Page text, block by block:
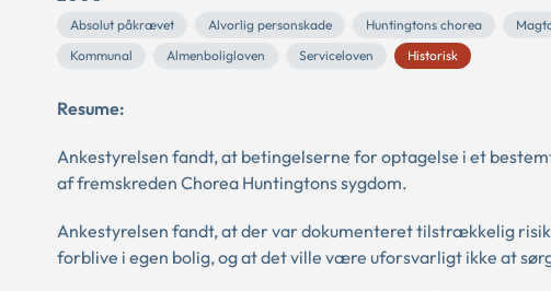
Absolut påkrævet Alvorlig personskade Huntingtons chorea
Kommunal
Almenboligloven Serviceloven Historisk
Resume:
Ankestyrelsen fandt, at betingelserne for optagelse i et
af fremskreden Chorea Huntingtons sygdom.
Ankestyrelsen fandt, at der var dokumenteret tilstrækkelig
forblive i egen bolig, og at det ville være uforsvarligt ikke at